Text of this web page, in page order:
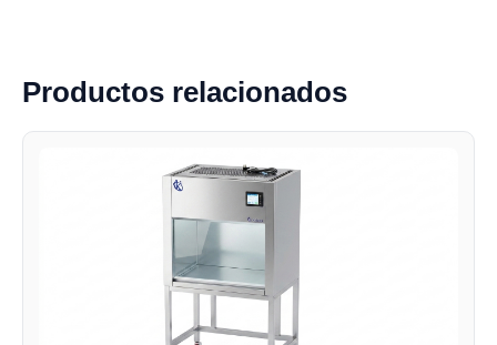
Productos relacionados